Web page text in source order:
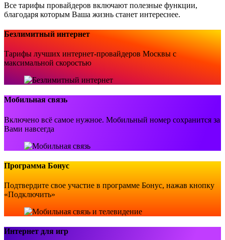
Все тарифы провайдеров включают полезные функции,
благодаря которым Ваша жизнь станет интереснее.
Безлимитный интернет
Тарифы лучших интернет-провайдеров Москвы с
максимальной скоростью
Мобильная связь
Включено всё самое нужное. Мобильный номер сохранится за
Вами навсегда
Программа Бонус
Подтвердите свое участие в программе Бонус, нажав кнопку
«Подключить»
Интернет для игр